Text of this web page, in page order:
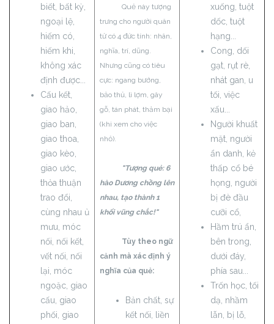
biết, bất kỳ,
ngoại lệ,
hiếm có,
hiếm khi,
không xác
định được...
Cấu kết,
giao hảo,
giao ban,
giao thoa,
giao kèo,
giao ước,
thỏa thuận
trao đổi,
cùng nhau ủ
mưu, móc
nối, nối kết,
vết nối, nối
lại, móc
ngoặc, giao
cấu, giao
phối, giao
Quẻ này tượng
trưng cho người quân
tử có 4 đức tính: nhân,
nghĩa, trí, dũng.
Nhưng cũng có tiêu
cực: ngang bướng,
bảo thủ, lì lợm, gây
gỗ, tán phát, thảm bại
(khi xem cho việc
nhỏ).
"Tượng quẻ: 6
hào Dương chồng lên
nhau, tạo thành 1
khối vũng chắc!"
Tùy theo ngữ
cảnh mà xác định ý
nghĩa của quẻ:
Bản chất, sự
kết nối, liền
xuống, tuột
dốc, tuột
hạng...
Cong, dối
gạt, rụt rè,
nhát gan, u
tối, việc
xấu...
Người khuất
mặt, người
ẩn danh, kẻ
thấp cổ bé
họng, người
bị đè đầu
cưỡi cổ,
Hầm trú ẩn,
bên trong,
dưới đáy,
phía sau...
Trốn học, tối
dạ, nhầm
lẫn, bị lỗ,